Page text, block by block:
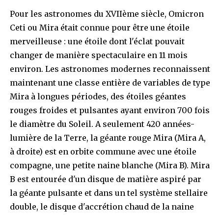
Pour les astronomes du XVIIème siècle, Omicron
Ceti ou Mira était connue pour être une étoile
merveilleuse : une étoile dont l'éclat pouvait
changer de manière spectaculaire en 11 mois
environ. Les astronomes modernes reconnaissent
maintenant une classe entière de variables de type
Mira à longues périodes, des étoiles géantes
rouges froides et pulsantes ayant environ 700 fois
le diamètre du Soleil. A seulement 420 années-
lumière de la Terre, la géante rouge Mira (Mira A,
à droite) est en orbite commune avec une étoile
compagne, une petite naine blanche (Mira B). Mira
B est entourée d'un disque de matière aspiré par
la géante pulsante et dans un tel système stellaire
double, le disque d'accrétion chaud de la naine